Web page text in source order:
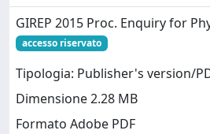
GIREP 2015 Proc. Enquiry for
accesso riservato
Tipologia: Publisher's version/
Dimensione 2.28 MB
Formato Adobe PDF